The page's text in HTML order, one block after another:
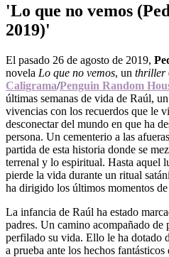
'Lo que no vemos
2019)'
El pasado 26 de agosto de 2019,
novela Lo que no vemos, un thriller
Caligrama/Penguin Random
últimas semanas de vida de Raúl,
vivencias con los recuerdos que le
desconectar del mundo en que ha
persona. Un cementerio a las
partida de esta historia donde se
terrenal y lo espiritual. Hasta aquel
pierde la vida durante un ritual
ha dirigido los últimos momentos
La infancia de Raúl ha estado
padres. Un camino acompañado de
perfilado su vida. Ello le ha dotado
a prueba ante los hechos fantásticos